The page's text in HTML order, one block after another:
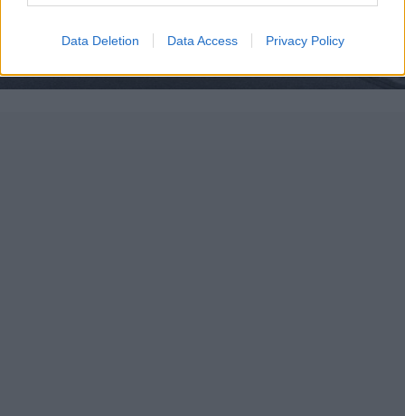
Data Deletion Data Access Privacy Policy